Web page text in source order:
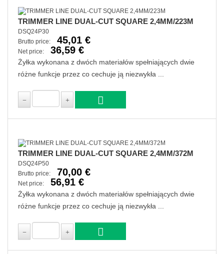
TRIMMER LINE DUAL-CUT SQUARE 2,4MM/223M
DSQ24P30
Brutto price:
45,01 €
Net price: 36,59 €
Żyłka wykonana z dwóch materiałów spełniających dwie
różne funkcje przez co cechuje ją niezwykła ...
TRIMMER LINE DUAL-CUT SQUARE 2,4MM/372M
DSQ24P50
Brutto price:
70,00 €
Net price: 56,91 €
Żyłka wykonana z dwóch materiałów spełniających dwie
różne funkcje przez co cechuje ją niezwykła ...